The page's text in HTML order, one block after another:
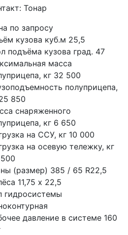
Тонар
по запросу
кузова куб.м 25,5
подъёма кузова град. 47
масса
кг 32 500
полуприцепа,
850
снаряженного
кг 6 650
на ССУ, кг 10 000
на осевую тележку, кг
(размер) 385 / 65 R22,5
11,75 x 22,5
гидросистемы
давление в системе 160